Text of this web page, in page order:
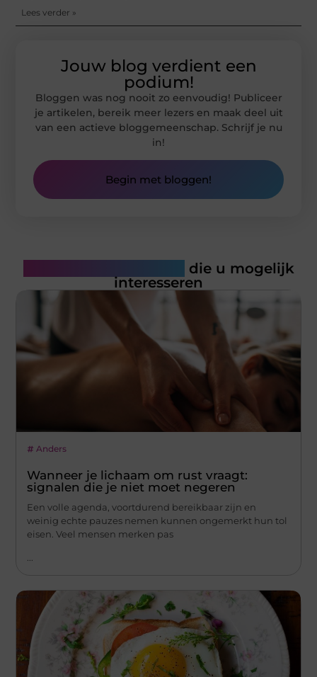
Lees verder »
Jouw blog verdient een
podium!
Bloggen was nog nooit zo eenvoudig! Publiceer
je artikelen, bereik meer lezers en maak deel uit
van een actieve bloggemeenschap. Schrijf je nu
in!
Begin met bloggen!
die u mogelijk
interesseren
Anders
Wanneer je lichaam om rust vraagt:
signalen die je niet moet negeren
Een volle agenda, voortdurend bereikbaar zijn en
weinig echte pauzes nemen kunnen ongemerkt hun tol
eisen. Veel mensen merken pas
...